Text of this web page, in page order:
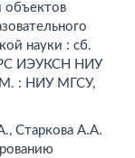
объектов
науки : сб.
ИЭУКСН НИУ
М. : НИУ МГСУ,
Старкова А.А.